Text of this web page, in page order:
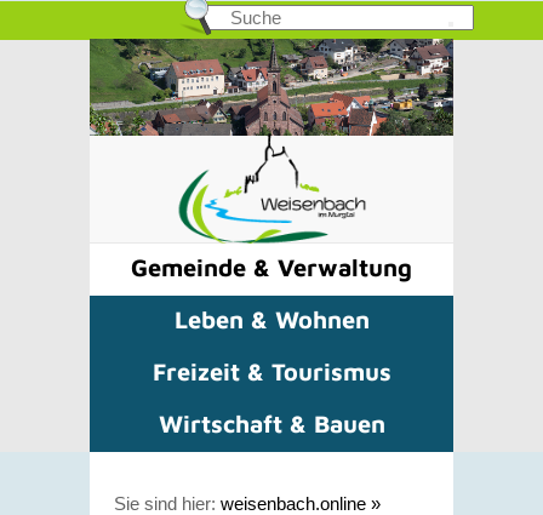
Gemeinde & Verwaltung
Leben & Wohnen
Freizeit & Tourismus
Wirtschaft & Bauen
Sie sind hier: weisenbach.online »